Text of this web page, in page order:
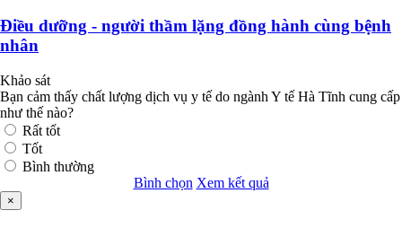
Điều dưỡng - người thầm lặng đồng hành cùng bệnh
nhân
Khảo sát
Bạn cảm thấy chất lượng dịch vụ y tế do ngành Y tế Hà Tĩnh cung cấp
như thế nào?
Rất tốt
Tốt
Bình thường
Bình chọn Xem kết quả
×